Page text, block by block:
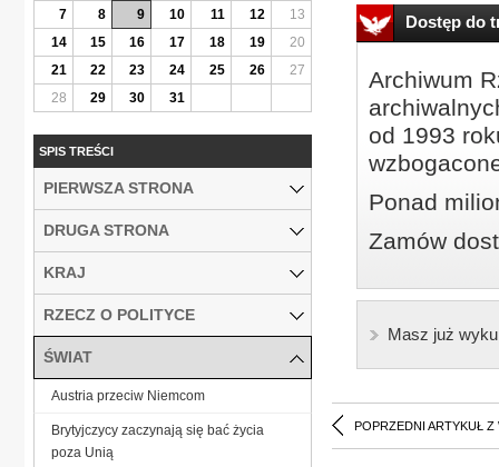
Dostęp do
Archiwum
od 1993
Ponad
Zamów
Masz już
POPRZEDNI ARTYKUŁ Z
7
8 9 10 11 12
13
14
15 16 17 18 19
20
21
22 23 24 25 26
27
28
29 30 31
SPIS TREŚCI
PIERWSZA STRONA
DRUGA STRONA
KRAJ
RZECZ O POLITYCE
ŚWIAT
Austria przeciw Niemcom
Brytyjczycy zaczynają się bać życia
poza Unią